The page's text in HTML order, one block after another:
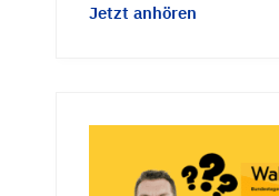
Jetzt anhören